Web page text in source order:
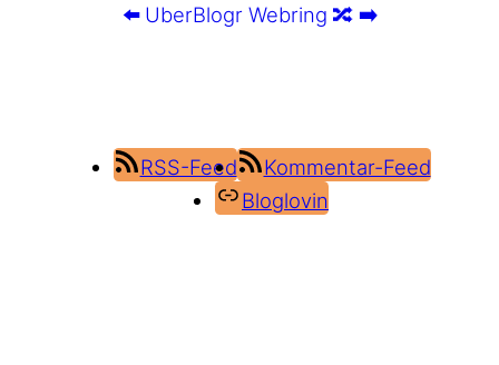
⬅️ UberBlogr Webring 🔀 ➡️
RSS-Feed
Kommentar-Feed
Bloglovin